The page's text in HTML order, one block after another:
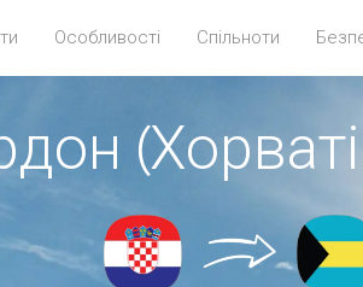
Особливості Спільноти